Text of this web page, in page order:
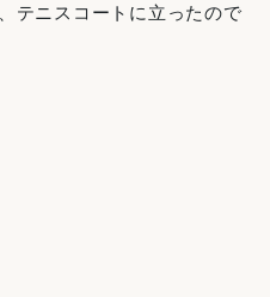
テニスコートに立ったので